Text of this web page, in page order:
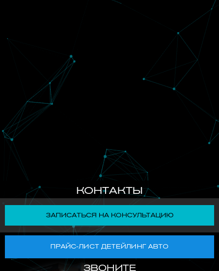
КОНТАКТЫ
ЗАПИСАТЬСЯ НА КОНСУЛЬТАЦИЮ
ПРАЙС-ЛИСТ ДЕТЕЙЛИНГ АВТО
ЗВОНИТЕ